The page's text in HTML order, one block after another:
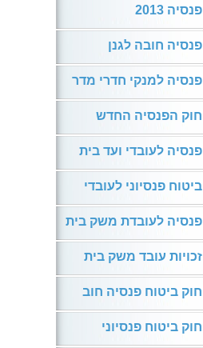
פנסיה 2013
פנסיה חובה לגנן
פנסיה למנקי חדרי מדר
חוק הפנסיה החדש
פנסיה לעובדי ועד בית
ביטוח פנסיוני לעובדי
פנסיה לעובדת משק בית
זכויות עובד משק בית
חוק ביטוח פנסיה חוב
חוק ביטוח פנסיוני